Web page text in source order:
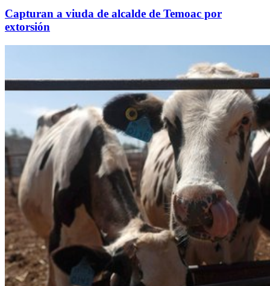
Capturan a viuda de alcalde de Temoac por
extorsión